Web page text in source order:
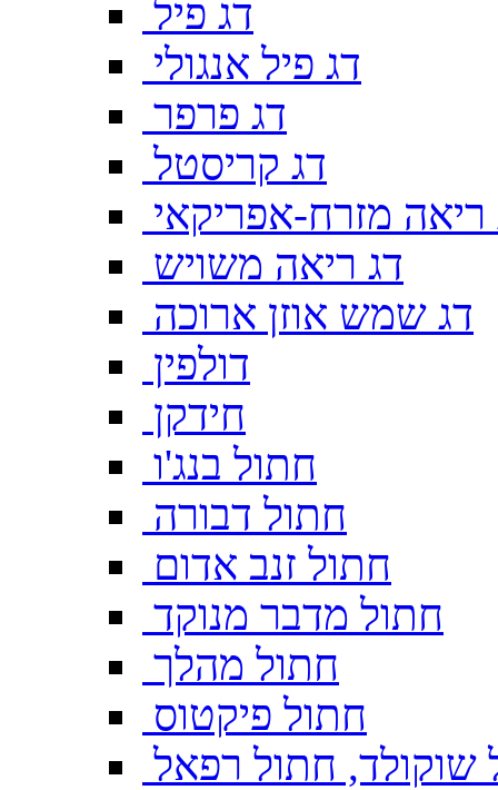
דג פיל
דג פיל אנגולי
דג פרפר
דג קריסטל
ריאה מזרח-אפריקאי
דג ריאה משויש
דג שמש אוזן ארוכה
דולפין
חידקן
חתול בנג'ו
חתול דבורה
חתול זנב אדום
חתול מדבר מנוקד
חתול מהלך
חתול פיקטוס
שוקולד, חתול רפאל